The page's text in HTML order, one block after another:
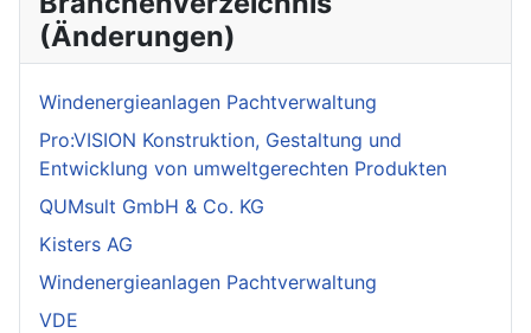
(Änderungen)
Windenergieanlagen Pachtverwaltung
Pro:VISION Konstruktion, Gestaltung und
Entwicklung von umweltgerechten Produkten
QUMsult GmbH & Co. KG
Kisters AG
Windenergieanlagen Pachtverwaltung
VDE